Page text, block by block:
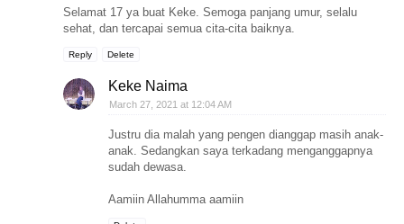
Selamat 17 ya buat Keke. Semoga panjang umur, selalu
sehat, dan tercapai semua cita-cita baiknya.
Reply Delete
Keke Naima
March 27, 2021 at 12:04 AM
Justru dia malah yang pengen dianggap masih anak-
anak. Sedangkan saya terkadang menganggapnya
sudah dewasa.
Aamiin Allahumma aamiin